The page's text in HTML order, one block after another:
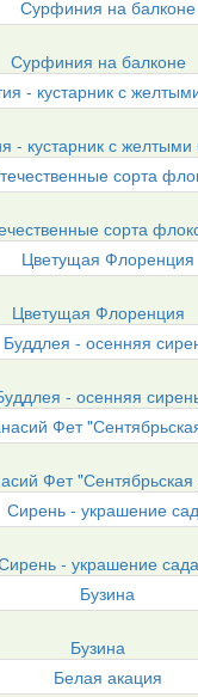
Сурфиния на балконе
- кустарник с желтыми
сорта
Цветущая Флоренция
- осенняя
Фет "Сентябрьская
- украшение сада
Бузина